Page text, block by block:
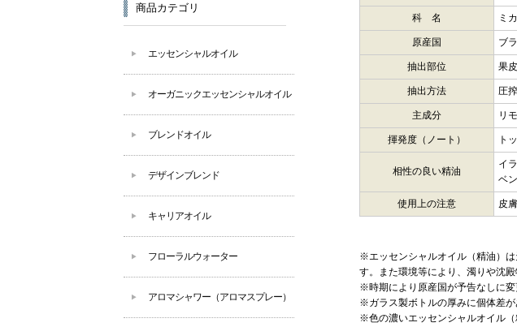
科 名 ミ
原産国 ブ
抽出部位 果皮
抽出方法 圧
主成分 リ
揮発度（ノート） ト
相性の良い精油
イ
ベ
使用上の注意 皮
※エッセンシャルオイル（精油）
す。また環境等により、濁りや沈
※時期により原産国が予告なしに変
※ガラス製ボトルの厚みに個体差が
※色の濃いエッセンシャルオイル
商品カテゴリ
エッセンシャルオイル
オーガニックエッセンシャルオイル
ブレンドオイル
デザインブレンド
キャリアオイル
フローラルウォーター
アロマシャワー（アロマスプレー）